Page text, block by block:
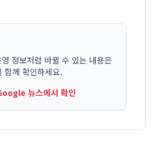
정보처럼 바뀔 수 있는 내용은
함께 확인하세요.
뉴스에서 확인